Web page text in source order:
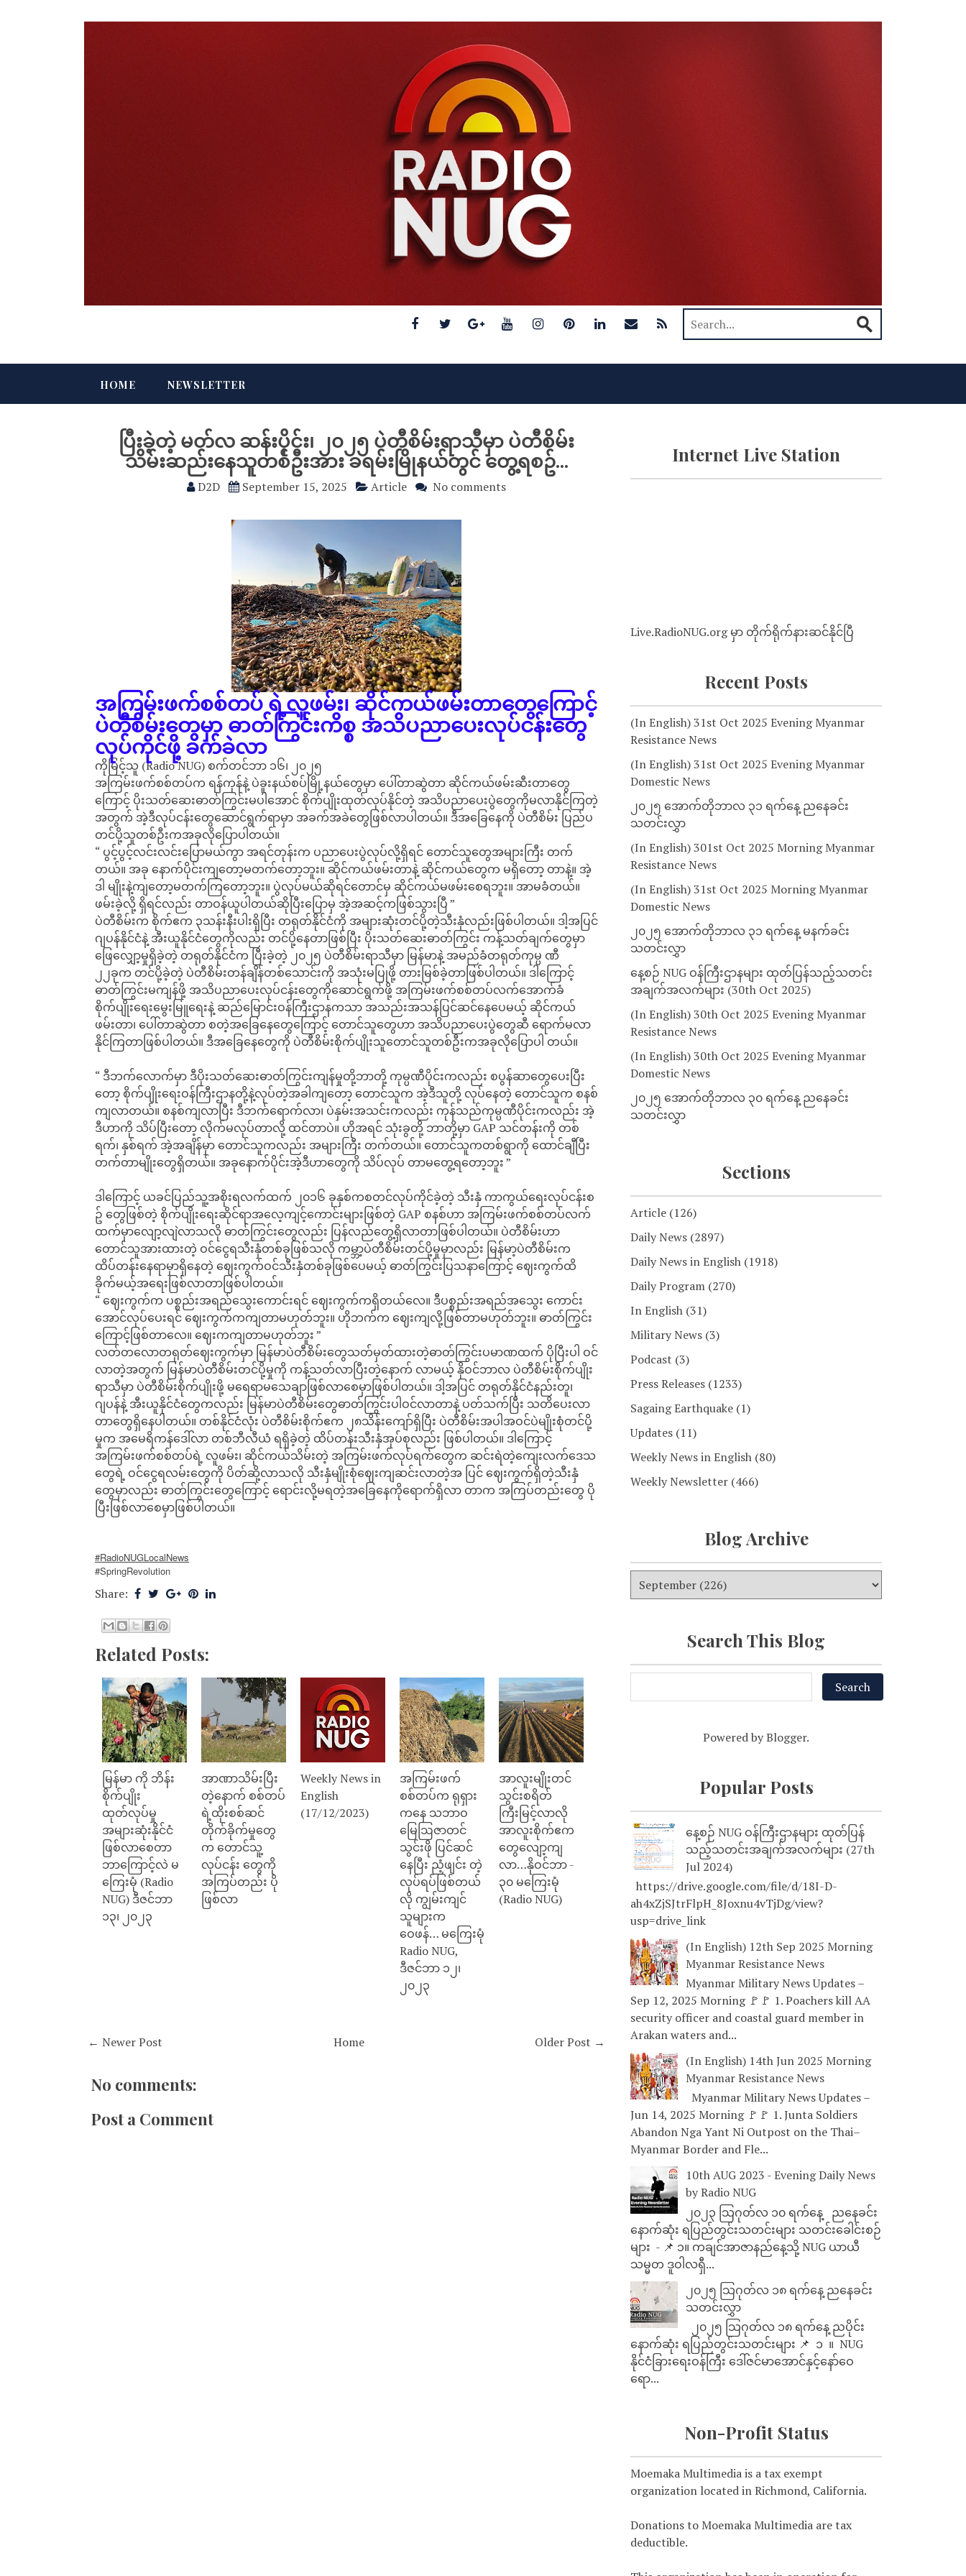
HOME NEWSLETTER
ပြီးခဲ့တဲ့ မတ်လ ဆန်းပိုင်း၊ ၂၀၂၅ ပဲတီစိမ်းရာသီမှာ ပဲတီစိမ်း
သိမ်းဆည်းနေသူတစ်ဦးအား ခရမ်းမြိုနယ်တွင် တွေ့ရစဥ်...
D2D September 15, 2025 Article No comments
အကြမ်းဖက်စစ်တပ် ရဲ့လူဖမ်း၊ ဆိုင်ကယ်ဖမ်းတာတွေကြောင့်
ပဲတီစိမ်းတွေမှာ ဓာတ်ကြွင်းကိစ္စ အသိပညာပေးလုပ်ငန်းတွေ
လုပ်ကိုင်ဖို့ ခက်ခဲလာ
ကိုမြင့်သူ (Radio NUG) စက်တင်ဘာ ၁၆၊ ၂၀၂၅
အကြမ်းဖက်စစ်တပ်က ရန်ကုန်နဲ့ ပဲခူးနယ်စပ်မြို့နယ်တွေမှာ ပေါ်တာဆွဲတာ ဆိုင်ကယ်ဖမ်းဆီးတာတွေ
ကြောင့် ပိုးသတ်ဆေးဓာတ်ကြွင်းမပါအောင် စိုက်ပျိုးထုတ်လုပ်နိုင်တဲ့ အသိပညာပေးပွဲတွေကိုမလာနိုင်ကြတဲ့
အတွက် အဲ့ဒီလုပ်ငန်းတွေဆောင်ရွက်ရာမှာ အခက်အခဲတွေဖြစ်လာပါတယ်။ ဒီအခြေနေကို ပဲတီစိမ်း ပြည်ပ
တင်ပို့သူတစ်ဦးကအခုလိုပြောပါတယ်။
“ ပွင့်ပွင့်လင်းလင်းပြောမယ်ကွာ အရင်တုန်းက ပညာပေးပွဲလုပ်လို့ရှိရင် တောင်သူတွေအများကြီး တက်
တယ်။ အခု နောက်ပိုင်းကျတော့မတက်တော့ဘူး။ ဆိုင်ကယ်ဖမ်းတာနဲ့ ဆိုင်ကယ်တွေက မရှိတော့ တာနဲ့။ အဲ့
ဒါ မျိုးနဲ့ကျတော့မတက်ကြတော့ဘူး။ ပွဲလုပ်မယ်ဆိုရင်တောင်မှ ဆိုင်ကယ်မဖမ်းစေရဘူး။ အာမခံတယ်။
ဖမ်းခဲ့လို့ ရှိရင်လည်း တာဝန်ယူပါတယ်ဆိုပြီးပြောမှ အဲ့အဆင့်ကဖြစ်သွားပြီ ”
ပဲတီစိမ်းက စိုက်ဧက ၃သန်းနီးပါးရှိပြီး တရုတ်နိုင်ငံကို အများဆုံးတင်ပို့တဲ့သီးနှံလည်းဖြစ်ပါတယ်။ ဒါ့အပြင်
ဂျပန်နိုင်ငံနဲ့ အီးယူနိုင်ငံတွေကိုလည်း တင်ပို့နေတာဖြစ်ပြီး ပိုးသတ်ဆေးဓာတ်ကြွင်း ကန့်သတ်ချက်တွေမှာ
ဖြေလျှော့မှုရှိခဲ့တဲ့ တရုတ်နိုင်ငံက ပြီးခဲ့တဲ့ ၂၀၂၅ ပဲတီစိမ်းရာသီမှာ မြန်မာနဲ့ အမည်ခံတရုတ်ကုမ္ပ ဏီ
၂၂ခုက တင်ပို့ခဲ့တဲ့ ပဲတီစိမ်းတန်ချိန်တစ်သောင်းကို အသုံးမပြုဖို့ တားမြစ်ခဲ့တာဖြစ်ပါတယ်။ ဒါကြောင့်
ဓာတ်ကြွင်းမကျန်ဖို့ အသိပညာပေးလုပ်ငန်းတွေကိုဆောင်ရွက်ဖို့ အကြမ်းဖက်စစ်တပ်လက်အောက်ခံ
စိုက်ပျိုးရေးမွေးမြူရေးနဲ့ ဆည်မြောင်းဝန်ကြီးဌာနကသာ အသည်းအသန်ပြင်ဆင်နေပေမယ့် ဆိုင်ကယ်
ဖမ်းတာ၊ ပေါ်တာဆွဲတာ စတဲ့အခြေနေတွေကြောင့် တောင်သူတွေဟာ အသိပညာပေးပွဲတွေဆီ ရောက်မလာ
နိုင်ကြတာဖြစ်ပါတယ်။ ဒီအခြေနေတွေကို ပဲတီစိမ်းစိုက်ပျိုးသူတောင်သူတစ်ဦးကအခုလိုပြောပါ တယ်။
“ ဒီဘက်လောက်မှာ ဒီပိုးသတ်ဆေးဓာတ်ကြွင်းကျန်မှုတို့ဘာတို့ ကုမ္ပဏီပိုင်းကလည်း စပွန်ဆာတွေပေးပြီး
တော့ စိုက်ပျိုးရေးဝန်ကြီးဌာနတို့နဲ့လုပ်တဲ့အခါကျတော့ တောင်သူက အဲ့ဒီသူတို့ လုပ်နေတဲ့ တောင်သူက စနစ်
ကျလာတယ်။ စနစ်ကျလာပြီး ဒီဘက်ရောက်လာ၊ ပဲနှမ်းအသင်းကလည်း ကုန်သည်ကုမ္ပဏီပိုင်းကလည်း အဲ့
ဒီဟာကို သိပ်ပြီးတော့ လိုက်မလုပ်တာလို့ ထင်တာပဲ။ ဟိုအရင် သုံးခွတို့ ဘာတို့မှာ GAP သင်တန်းကို တစ်
ရက်၊ နှစ်ရက် အဲ့အချိန်မှာ တောင်သူကလည်း အများကြီး တက်တယ်။ တောင်သူကတစ်ရွာကို ထောင်ချီပြီး
တက်တာမျိုးတွေရှိတယ်။ အခုနောက်ပိုင်းအဲ့ဒီဟာတွေကို သိပ်လုပ် တာမတွေ့ရတော့ဘူး ”
ဒါကြောင့် ယခင်ပြည်သူ့အစိုးရလက်ထက် ၂၀၁၆ ခုနှစ်ကစတင်လုပ်ကိုင်ခဲ့တဲ့ သီးနှံ ကာကွယ်ရေးလုပ်ငန်းစ
ဥ် တွေဖြစ်တဲ့ စိုက်ပျိုးရေးဆိုင်ရာအလေ့ကျင့်ကောင်းများဖြစ်တဲ့ GAP စနစ်ဟာ အကြမ်းဖက်စစ်တပ်လက်
ထက်မှာလျော့လျဲလာသလို ဓာတ်ကြွင်းတွေလည်း ပြန်လည်တွေ့ရှိလာတာဖြစ်ပါတယ်။ ပဲတီစိမ်းဟာ
တောင်သူအားထားတဲ့ ဝင်ငွေရသီးနှံတစ်ခုဖြစ်သလို ကမ္ဘာ့ပဲတီစိမ်းတင်ပို့မှုမှာလည်း မြန်မာ့ပဲတီစိမ်းက
ထိပ်တန်းနေရာမှာရှိနေတဲ့ ဈေးကွက်ဝင်သီးနှံတစ်ခုဖြစ်ပေမယ့် ဓာတ်ကြွင်းပြသနာကြောင့် ဈေးကွက်ထိ
ခိုက်မယ့်အရေးဖြစ်လာတာဖြစ်ပါတယ်။
“ ဈေးကွက်က ပစ္စည်းအရည်သွေးကောင်းရင် ဈေးကွက်ကရှိတယ်လေ။ ဒီပစ္စည်းအရည်အသွေး ကောင်း
အောင်လုပ်ပေးရင် ဈေးကွက်ကကျတာမဟုတ်ဘူး။ ဟိုဘက်က ဈေးကျလို့ဖြစ်တာမဟုတ်ဘူး။ ဓာတ်ကြွင်း
ကြောင့်ဖြစ်တာလေ။ ဈေးကကျတာမဟုတ်ဘူး ”
လတ်တလောတရုတ်ဈေးကွက်မှာ မြန်မာပဲတီစိမ်းတွေသတ်မှတ်ထားတဲ့ဓာတ်ကြွင်းပမာဏထက် ပိုပြီးပါ ဝင်
လာတဲ့အတွက် မြန်မာပဲတီစိမ်းတင်ပို့မှုကို ကန့်သတ်လာပြီးတဲ့နောက် လာမယ့် နိုဝင်ဘာလ ပဲတီစိမ်းစိုက်ပျိုး
ရာသီမှာ ပဲတီစိမ်းစိုက်ပျိုးဖို့ မရေရာမသေချာဖြစ်လာစေမှာဖြစ်ပါတယ်။ ဒါ့အပြင် တရုတ်နိုင်ငံနည်းတူ၊
ဂျပန်နဲ့ အီးယူနိုင်ငံတွေကလည်း မြန်မာပဲတီစိမ်းတွေဓာတ်ကြွင်းပါဝင်လာတာနဲ့ ပတ်သက်ပြီး သတိပေးလာ
တာတွေရှိနေပါတယ်။ တစ်နိုင်ငံလုံး ပဲတီစိမ်းစိုက်ဧက ၂၈သိန်းကျော်ရှိပြီး ပဲတီစိမ်းအပါအဝင်ပဲမျိုးစုံတင်ပို့
မှုက အမေရိကန်ဒေါ်လာ တစ်ဘီလီယံ ရရှိခဲ့တဲ့ ထိပ်တန်းသီးနှံအုပ်စုလည်း ဖြစ်ပါတယ်။ ဒါကြောင့်
အကြမ်းဖက်စစ်တပ်ရဲ့ လူဖမ်း၊ ဆိုင်ကယ်သိမ်းတဲ့ အကြမ်းဖက်လုပ်ရက်တွေက ဆင်းရဲတဲ့ကျေးလက်ဒေသ
တွေရဲ့ ဝင်ငွေရလမ်းတွေကို ပိတ်ဆို့လာသလို သီးနှံမျိုးစုံဈေးကျဆင်းလာတဲ့အ ပြင် ဈေးကွက်ရှိတဲ့သီးနှံ
တွေမှာလည်း ဓာတ်ကြွင်းတွေကြောင့် ရောင်းလို့မရတဲ့အခြေနေကိုရောက်ရှိလာ တာက အကြပ်တည်းတွေ ပို
ပြီးဖြစ်လာစေမှာဖြစ်ပါတယ်။
#RadioNUGLocalNews
#SpringRevolution
Share:
Related Posts:
မြန်မာ ကို ဘိန်း
စိုက်ပျိုး
ထုတ်လုပ်မှု
အများဆုံးနိုင်ငံ
ဖြစ်လာစေတာ
ဘာကြောင့်လဲ မ
ကြေးမုံ (Radio
NUG) ဒီဇင်ဘာ
၁၃၊ ၂၀၂၃
အာဏာသိမ်းပြီး
တဲ့နောက် စစ်တပ်
ရဲ့ထိုးစစ်ဆင်
တိုက်ခိုက်မှုတွေ
က တောင်သူ့
လုပ်ငန်း တွေကို
အကြပ်တည်း ပို
ဖြစ်လာ
Weekly News in
English
(17/12/2023)
အကြမ်းဖက်
စစ်တပ်က ရုရှား
ကနေ သဘာဝ
မြေဩဇာတင်
သွင်းဖို ပြင်ဆင်
နေပြီး ညံ့ဖျင်း တဲ့
လုပ်ရပ်ဖြစ်တယ်
လို ကျွမ်းကျင်
သူများက
ဝေဖန်… မကြေးမုံ
Radio NUG,
ဒီဇင်ဘာ ၁၂၊
၂၀၂၃
အာလူးမျိုးတင်
သွင်းစရိတ်
ကြီးမြင့်လာလို
အာလူးစိုက်ဧက
တွေလျော့ကျ
လာ…နိုဝင်ဘာ -
၃၀ မကြေးမုံ
(Radio NUG)
← Newer Post Older Post →
Home
No comments:
Post a Comment
Internet Live Station
Live.RadioNUG.org မှာ တိုက်ရိုက်နားဆင်နိုင်ပြီ
Recent Posts
(In English) 31st Oct 2025 Evening Myanmar
Resistance News
(In English) 31st Oct 2025 Evening Myanmar
Domestic News
၂၀၂၅ အောက်တိုဘာလ ၃၁ ရက်နေ့ ညနေခင်း
သတင်းလွှာ
(In English) 301st Oct 2025 Morning Myanmar
Resistance News
(In English) 31st Oct 2025 Morning Myanmar
Domestic News
၂၀၂၅ အောက်တိုဘာလ ၃၁ ရက်နေ့ မနက်ခင်း
သတင်းလွှာ
နေ့စဉ် NUG ဝန်ကြီးဌာနများ ထုတ်ပြန်သည့်သတင်း
အချက်အလက်များ (30th Oct 2025)
(In English) 30th Oct 2025 Evening Myanmar
Resistance News
(In English) 30th Oct 2025 Evening Myanmar
Domestic News
၂၀၂၅ အောက်တိုဘာလ ၃၀ ရက်နေ့ ညနေခင်း
သတင်းလွှာ
Sections
Article (126)
Daily News (2897)
Daily News in English (1918)
Daily Program (270)
In English (31)
Military News (3)
Podcast (3)
Press Releases (1233)
Sagaing Earthquake (1)
Updates (11)
Weekly News in English (80)
Weekly Newsletter (466)
Blog Archive
Search This Blog
Powered byBlogger.
Popular Posts
နေ့စဉ် NUG ဝန်ကြီးဌာနများ ထုတ်ပြန်
သည့်သတင်းအချက်အလက်များ (27th
Jul 2024)
https://drive.google.com/file/d/18I-D-
ah4xZjSJtrFlpH_8Joxnu4vTjDg/view?
usp=drive_link
(In English) 12th Sep 2025 Morning
Myanmar Resistance News
Myanmar Military News Updates –
Sep 12, 2025 Morning 🚩🚩 1. Poachers kill AA
security officer and coastal guard member in
Arakan waters and...
(In English) 14th Jun 2025 Morning
Myanmar Resistance News
Myanmar Military News Updates –
Jun 14, 2025 Morning 🚩🚩 1. Junta Soldiers
Abandon Nga Yant Ni Outpost on the Thai–
Myanmar Border and Fle...
10th AUG 2023 - Evening Daily News
by Radio NUG
၂၀၂၃ သြဂုတ်လ ၁၀ ရက်နေ့ ညနေခင်း
နောက်ဆုံး ရပြည်တွင်းသတင်းများ သတင်းခေါင်းစဉ်
များ - 📌 ၁။ ကချင်အာဇာနည်နေ့သို့ NUG ယာယီ
သမ္မတ ဒူဝါလရှီ...
၂၀၂၅ သြဂုတ်လ ၁၈ ရက်နေ့ ညနေခင်း
သတင်းလွှာ
၂၀၂၅ သြဂုတ်လ ၁၈ ရက်နေ့ ညပိုင်း
နောက်ဆုံး ရပြည်တွင်းသတင်းများ 📌 ⁨⁨⁨⁨ ၁ ⁨ ။ ⁨ NUG
နိုင်ငံခြားရေးဝန်ကြီး ဒေါ်ဇင်မာအောင်နှင့်နော်ဝေ
ရော...
Non-Profit Status
Moemaka Multimedia is a tax exempt
organization located in Richmond, California.
Donations to Moemaka Multimedia are tax
deductible.